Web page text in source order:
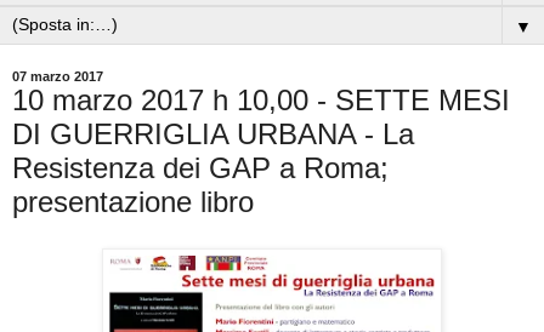
▼
07 marzo 2017
10 marzo 2017 h 10,00 - SETTE MESI
DI GUERRIGLIA URBANA - La
Resistenza dei GAP a Roma;
presentazione libro